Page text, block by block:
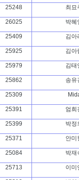
25248 최묘
26025 박혜
25409 김아
25925 김아
25979 김태
25862 송유
25309
25391 엄희
25399 박정
25371 안미
25084 박재
25713 이미